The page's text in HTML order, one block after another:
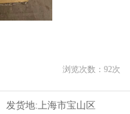
浏览次数： 92次
发货地: 上海市宝山区